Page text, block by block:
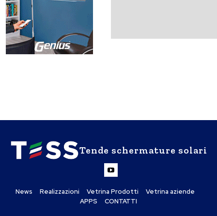
Tende schermature solari
News Realizzazioni Vetrina Prodotti
Vetrina aziende
APPS
CONTATTI